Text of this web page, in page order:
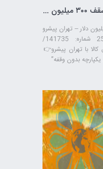
واردات مواد اولیه بدون انتقال ارز تا سقف ۳۰۰ میلیون دلار – تهران پیشرو – شرکت ترخیص کالا
مواد اولیه بدون انتقال ارز تا سقف ۳۰۰ میلیون دلار – تهران پیشرو
– شرکت ترخیص کالا تاریخ: 25/10/1397 شماره: 141735/
کالا با تهران پیشرو👉
بدون وقفه”